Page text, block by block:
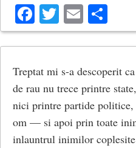
Facebook
Twitter
Email
Treptat mi s-a descoperit
de rau nu trece printre
nici printre partide
om — si apoi prin toate
inlauntrul inimilor